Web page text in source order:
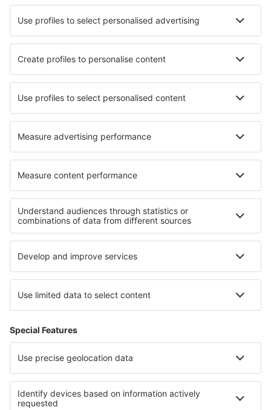
Cele mai bune locuri de cazare - orașe
Cazare în Cerretto Langhe Cazare în Goynuk
Cazare în Kfar Adumim Cazare în Arisaig
Cazare în Osthoffen Cazare în Oakhill
Cele mai bune locuri de cazare - regiuni
Cazare in Tahiti Cazare în Moorea
Cazare in Peninsula Peloponeza Cazare in Corfu
Cazare in Tracia
Cazare in Voievodatul Pomerania Occidentală